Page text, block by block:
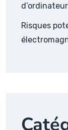
Risques